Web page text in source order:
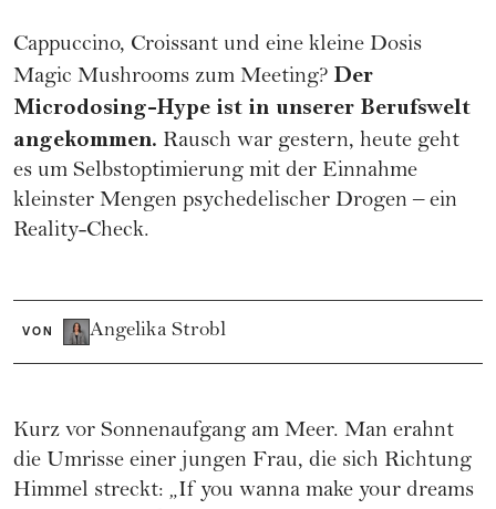
Cappuccino, Croissant und eine kleine Dosis
Magic Mushrooms zum Meeting?Der
Microdosing-Hype ist in unserer Berufswelt
angekommen. Rausch war gestern, heute geht
es um Selbstoptimierung mit der Einnahme
kleinster Mengen psychedelischer Drogen – ein
Reality-Check.
VON Angelika Strobl
Kurz vor Sonnenaufgang am Meer. Man erahnt
die Umrisse einer jungen Frau, die sich Richtung
Himmel streckt: „If you wanna make your dreams